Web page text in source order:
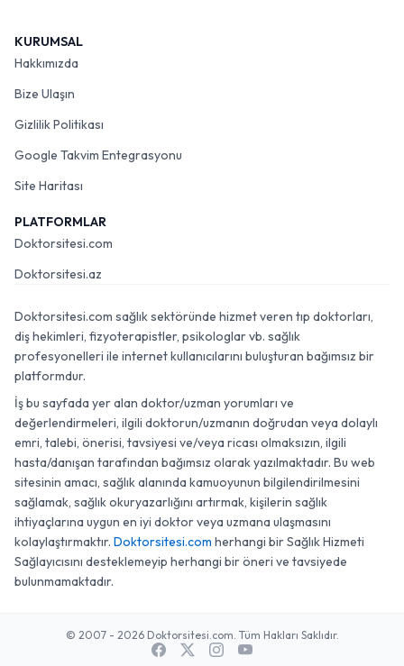
KURUMSAL
Hakkımızda
Bize Ulaşın
Gizlilik Politikası
Google Takvim Entegrasyonu
Site Haritası
PLATFORMLAR
Doktorsitesi.com
Doktorsitesi.az
Doktorsitesi.com sağlık sektöründe hizmet veren tıp doktorları,
diş hekimleri, fizyoterapistler, psikologlar vb. sağlık
profesyonelleri ile internet kullanıcılarını buluşturan bağımsız bir
platformdur.
İş bu sayfada yer alan doktor/uzman yorumları ve
değerlendirmeleri, ilgili doktorun/uzmanın doğrudan veya dolaylı
emri, talebi, önerisi, tavsiyesi ve/veya ricası olmaksızın, ilgili
hasta/danışan tarafından bağımsız olarak yazılmaktadır. Bu web
sitesinin amacı, sağlık alanında kamuoyunun bilgilendirilmesini
sağlamak, sağlık okuryazarlığını artırmak, kişilerin sağlık
ihtiyaçlarına uygun en iyi doktor veya uzmana ulaşmasını
kolaylaştırmaktır. Doktorsitesi.com herhangi bir Sağlık Hizmeti
Sağlayıcısını desteklemeyip herhangi bir öneri ve tavsiyede
bulunmamaktadır.
© 2007 - 2026 Doktorsitesi.com. Tüm Hakları Saklıdır.